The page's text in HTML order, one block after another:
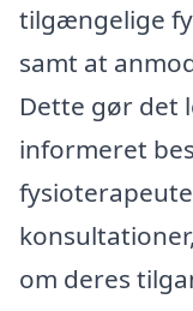
tilgængelige
samt at
Dette gør det
informeret
om deres